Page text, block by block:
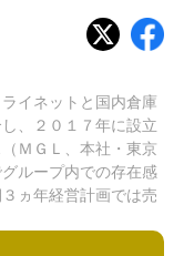
イネットと国内倉庫
、２０１７年に設立
ＭＧＬ、本社・東京
ループ内での存在感
ヵ年経営計画では売